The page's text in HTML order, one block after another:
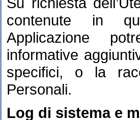
contenute in
Applicazione
informative
specifici, o la
Personali.
Log di sistema e